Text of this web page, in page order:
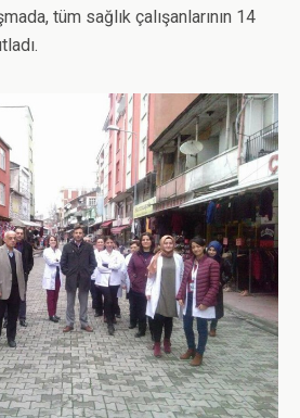
tüm sağlık çalışanlarının 14